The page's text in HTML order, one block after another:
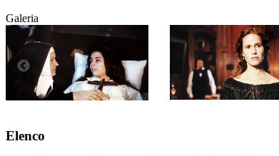
Galeria
Elenco